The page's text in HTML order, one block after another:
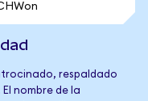
respaldado
nombre de la